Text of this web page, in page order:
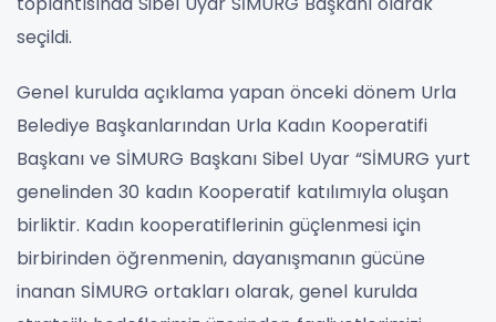
seçildi.
Genel kurulda açıklama yapan önceki dönem Urla
Belediye Başkanlarından Urla Kadın Kooperatifi
Başkanı ve SİMURG Başkanı Sibel Uyar “SİMURG yurt
genelinden 30 kadın Kooperatif katılımıyla oluşan
birliktir. Kadın kooperatiflerinin güçlenmesi için
birbirinden öğrenmenin, dayanışmanın gücüne
inanan SİMURG ortakları olarak, genel kurulda